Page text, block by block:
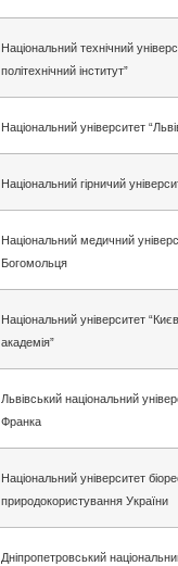
Національний технічний
політехнічний інститут”
Національний університет
Національний гірничий
Національний медичний
Богомольця
Національний університет
академія”
Львівський національний
Франка
Національний університет
природокористування України
Дніпропетровський